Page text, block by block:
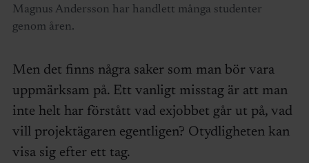
Magnus Andersson har handlett många studenter
genom åren.
Men det finns några saker som man bör vara
uppmärksam på. Ett vanligt misstag är att man
inte helt har förstått vad exjobbet går ut på, vad
vill projektägaren egentligen? Otydligheten kan
visa sig efter ett tag.